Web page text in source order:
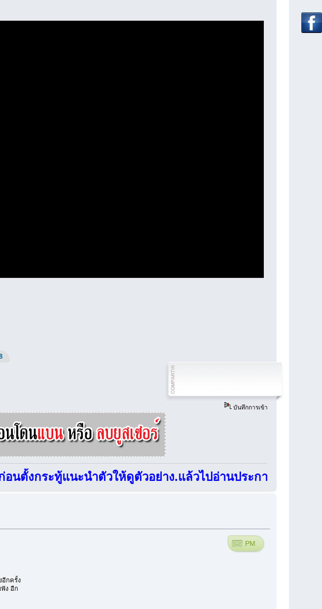
บันทึกการเข้า
งกระทู้แนะนำตัวให้ดูตัวอย่าง.แล้วไปอ่านประกาศการใช้งาน
PM
อีกครั้ง
ง อีก